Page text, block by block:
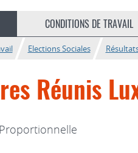
CONDITIONS DE TRAVAIL
Elections Sociales
Réunis